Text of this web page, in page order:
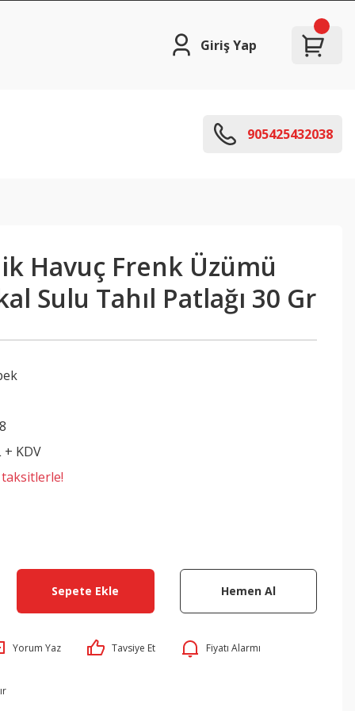
Giriş Yap
905425432038
Havuç Frenk Üzümü
Sulu Tahıl Patlağı 30 Gr
+ KDV
Sepete Ekle Hemen Al
Yorum Yaz Tavsiye Et Fiyatı Alarmı